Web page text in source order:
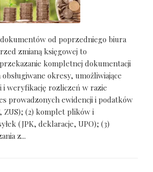
od poprzedniego biura
zmianą księgowej to
kompletnej dokumentacji
okresy, umożliwiające
i weryfikację rozliczeń w razie
prowadzonych ewidencji i podatków
ZUS); (2) komplet plików i
(JPK, deklaracje, UPO); (3)
z...